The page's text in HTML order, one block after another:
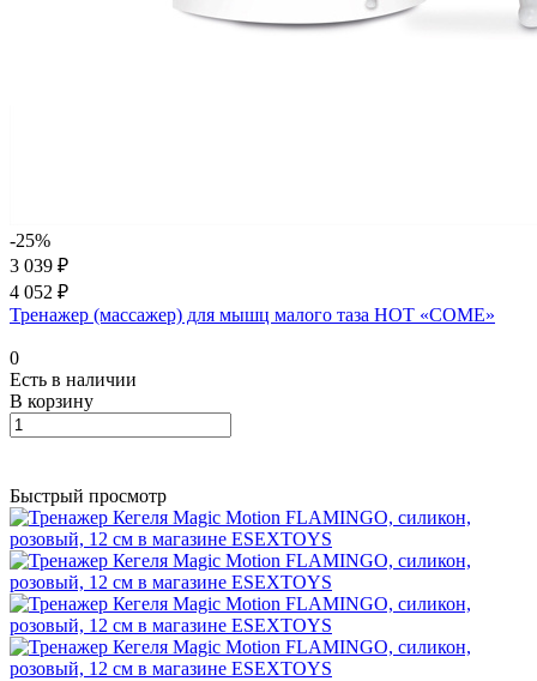
-25%
3 039 ₽
4 052 ₽
Тренажер (массажер) для мышц малого таза HOT «COME»
0
Есть в наличии
В корзину
Быстрый просмотр